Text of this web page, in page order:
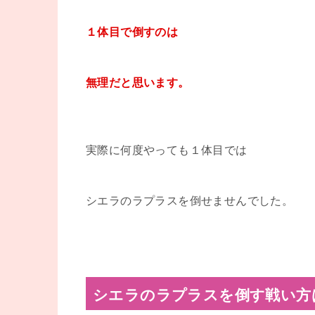
１体目で倒すのは
無理だと思います。
実際に何度やっても１体目では
シエラのラプラスを倒せませんでした。
シエラのラプラスを倒す戦い方